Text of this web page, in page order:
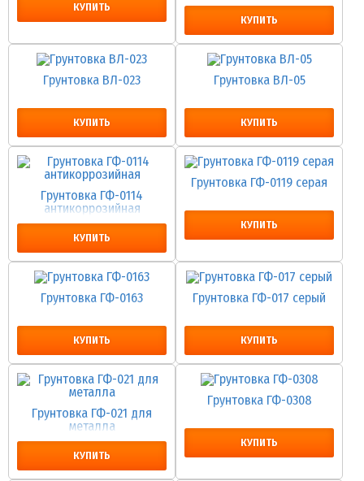
КУПИТЬ
КУПИТЬ
Грунтовка ВЛ-023
КУПИТЬ
Грунтовка ВЛ-05
КУПИТЬ
Грунтовка ГФ-0114
антикоррозийная
КУПИТЬ
Грунтовка ГФ-0119 серая
КУПИТЬ
Грунтовка ГФ-0163
КУПИТЬ
Грунтовка ГФ-017 серый
КУПИТЬ
Грунтовка ГФ-021 для
металла
КУПИТЬ
Грунтовка ГФ-0308
КУПИТЬ